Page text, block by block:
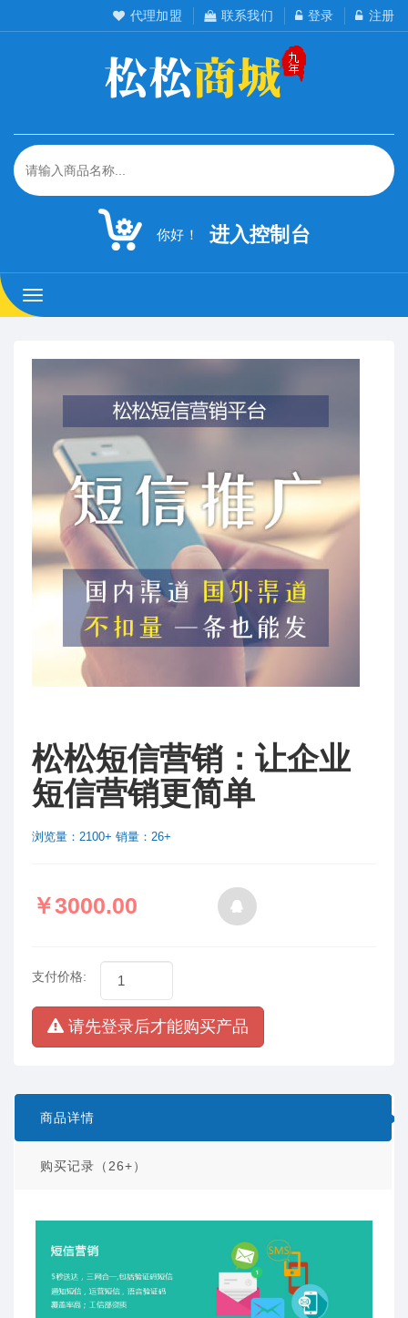
代理加盟 联系我们 登录 注册
你好！ 进入控制台
松
松
室
松松短信营销：让企业
短信营销更简单
浏览量：2100+ 销量：26+
￥3000.00
支付价格:
请先登录后才能购买产品
商品详情
购买记录（26+）